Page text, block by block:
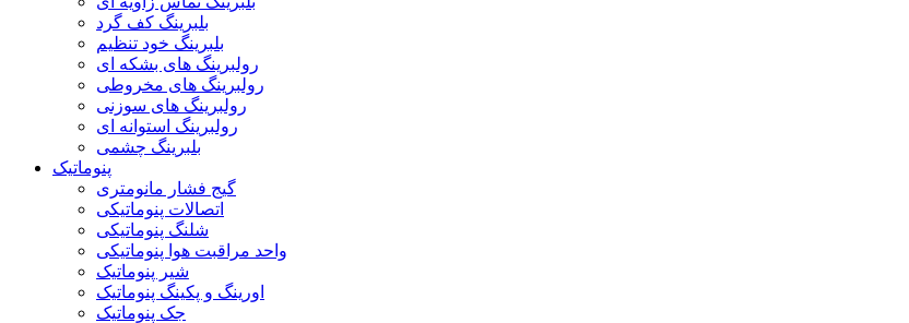
بلبرینگ کف گرد
بلبرینگ خود تنظیم
رولبرینگ های بشکه ای
رولبرینگ های مخروطی
رولبرینگ های سوزنی
رولبرینگ استوانه ای
بلبرینگ چشمی
پنوماتیک
گیج فشار مانومتری
اتصالات پنوماتیکی
شلنگ پنوماتیکی
واحد مراقبت هوا پنوماتیکی
شیر پنوماتیک
اورینگ و پکینگ پنوماتیک
جک پنوماتیک